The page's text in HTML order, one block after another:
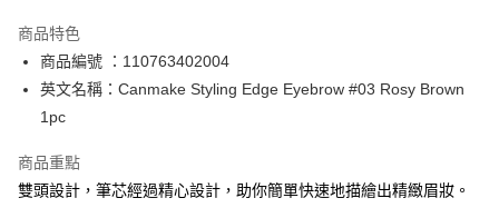
PayMe
WeChat Pay
送貨方式
商品特色
商品編號 ：110763402004
英文名稱：Canmake Styling Edge Eyebrow #03 Rosy Brown
1pc
商品重點
雙頭設計，筆芯經過精心設計，助你簡單快速地描繪出精緻眉妝。